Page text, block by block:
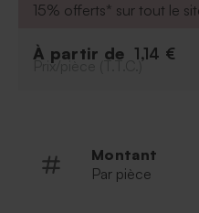
Il est personnalisable avec
modernité.
15% offerts* sur tout le
À partir de 1,14 €
Prix/pièce (T.T.C.)
Montant
Par pièce